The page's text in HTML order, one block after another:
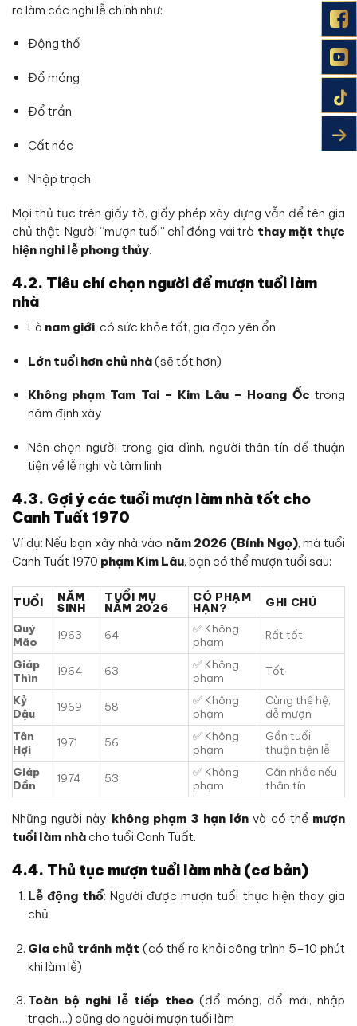
ra làm các nghi lễ chính như:
Động thổ
Đổ móng
Đổ trần
Cất nóc
Nhập trạch
Mọi thủ tục trên giấy tờ, giấy phép xây dựng vẫn để tên gia
chủ thật. Người “mượn tuổi” chỉ đóng vai trò thay mặt thực
hiện nghi lễ phong thủy.
4.2. Tiêu chí chọn người để mượn tuổi làm
nhà
Là nam giới, có sức khỏe tốt, gia đạo yên ổn
Lớn tuổi hơn chủ nhà(sẽ tốt hơn)
Không phạm Tam Tai – Kim Lâu – Hoang Ốc trong
năm định xây
Nên chọn người trong gia đình, người thân tín để thuận
tiện về lễ nghi và tâm linh
4.3. Gợi ý các tuổi mượn làm nhà tốt cho
Canh Tuất 1970
Ví dụ: Nếu bạn xây nhà vào năm 2026 (Bính Ngọ), mà tuổi
Canh Tuất 1970 phạm Kim Lâu, bạn có thể mượn tuổi sau:
TUỔI NĂM
SINH
TUỔI MỤ
NĂM 2026
CÓ PHẠM
HẠN?
GHI CHÚ
Quý
Mão
1963 64
✅ Không
phạm
Rất tốt
Giáp
Thìn
1964 63
✅ Không
phạm
Tốt
Kỷ
Dậu
1969 58
✅ Không
phạm
Cùng thế hệ,
dễ mượn
Tân
Hợi
1971 56
✅ Không
phạm
Gần tuổi,
thuận tiện lễ
Giáp
Dần
1974 53
✅ Không
phạm
Cân nhắc nếu
thân tín
Những người này không phạm 3 hạn lớn và có thể mượn
tuổi làm nhà cho tuổi Canh Tuất.
4.4. Thủ tục mượn tuổi làm nhà (cơ bản)
Lễ động thổ: Người được mượn tuổi thực hiện thay gia
chủ
Gia chủ tránh mặt (có thể ra khỏi công trình 5–10 phút
khi làm lễ)
Toàn bộ nghi lễ tiếp theo(đổ móng, đổ mái, nhập
trạch…) cũng do người mượn tuổi làm